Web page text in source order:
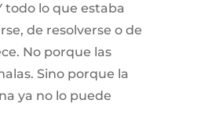
todo lo que estaba
de resolverse o de
No porque las
Sino porque la
ya no lo puede